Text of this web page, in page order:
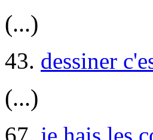
(...)
43. dessiner
(...)